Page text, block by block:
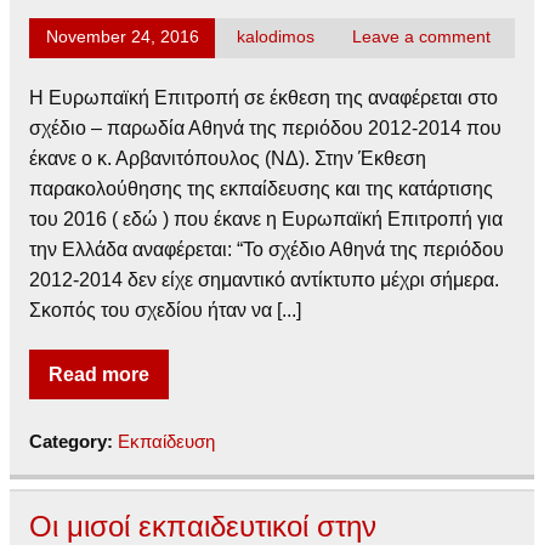
November 24, 2016 kalodimos Leave a comment
Η Ευρωπαϊκή Επιτροπή σε έκθεση της αναφέρεται στο
σχέδιο – παρωδία Αθηνά της περιόδου 2012-2014 που
έκανε ο κ. Αρβανιτόπουλος (ΝΔ). Στην Έκθεση
παρακολούθησης της εκπαίδευσης και της κατάρτισης
του 2016 ( εδώ ) που έκανε η Ευρωπαϊκή Επιτροπή για
την Ελλάδα αναφέρεται: “Το σχέδιο Αθηνά της περιόδου
2012-2014 δεν είχε σημαντικό αντίκτυπο μέχρι σήμερα.
Σκοπός του σχεδίου ήταν να [...]
Read more
Category: Εκπαίδευση
Oι μισοί εκπαιδευτικοί στην